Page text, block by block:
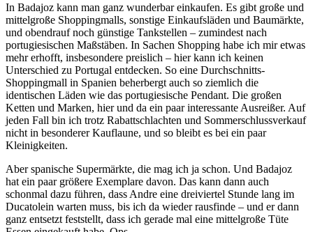
In Badajoz kann man ganz wunderbar einkaufen. Es gibt große und
mittelgroße Shoppingmalls, sonstige Einkaufsläden und Baumärkte,
und obendrauf noch günstige Tankstellen – zumindest nach
portugiesischen Maßstäben. In Sachen Shopping habe ich mir etwas
mehr erhofft, insbesondere preislich – hier kann ich keinen
Unterschied zu Portugal entdecken. So eine Durchschnitts-
Shoppingmall in Spanien beherbergt auch so ziemlich die
identischen Läden wie das portugiesische Pendant. Die großen
Ketten und Marken, hier und da ein paar interessante Ausreißer. Auf
jeden Fall bin ich trotz Rabattschlachten und Sommerschlussverkauf
nicht in besonderer Kauflaune, und so bleibt es bei ein paar
Kleinigkeiten.
Aber spanische Supermärkte, die mag ich ja schon. Und Badajoz
hat ein paar größere Exemplare davon. Das kann dann auch
schonmal dazu führen, dass Andre eine dreiviertel Stunde lang im
Ducatolein warten muss, bis ich da wieder rausfinde – und er dann
ganz entsetzt feststellt, dass ich gerade mal eine mittelgroße Tüte